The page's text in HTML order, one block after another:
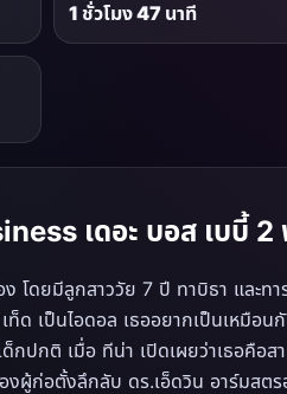
1 ชั่วโมง 47 นาที
เดอะ บอส เบบี้ 2
โดยมีลูกสาววัย 7 ปี ทาบิธา และท
ด เป็นไอดอล เธออยากเป็นเหมือ
ด็กปกติ เมื่อ ทีน่า เปิดเผยว่าเธอคื
งผู้ก่อตั้งลึกลับ ดร.เอ็ดวิน อาร์มสต